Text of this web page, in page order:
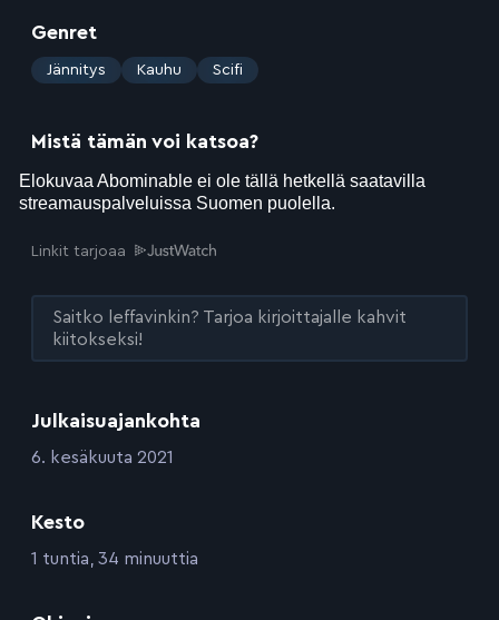
Julkaisuajankohta
:6. kesäkuuta 2021
Kesto
:1 tuntia, 34 minuuttia
Genret
: Jännitys Kauhu Scifi
Mistä tämän voi katsoa?
Linkit tarjoaa
Saitko leffavinkin? Tarjoa kirjoittajalle kahvit
kiitokseksi!